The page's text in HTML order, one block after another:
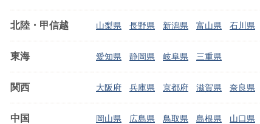
北陸・甲信越 山梨県 長野県 新潟県 富山県 石川県
東海 愛知県 静岡県 岐阜県 三重県
関西 大阪府 兵庫県 京都府 滋賀県 奈良県
中国 岡山県 広島県 鳥取県 島根県 山口県